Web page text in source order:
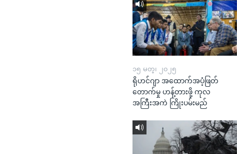
၁၅ မတ္၊ ၂၀၂၅
ရိုဟင်ဂျာ အထောက်အပံ့ဖြတ်
တောက်မှု ဟန့်တားဖို့ ကုလ
အကြီးအကဲ ကြိုးပမ်းမည်